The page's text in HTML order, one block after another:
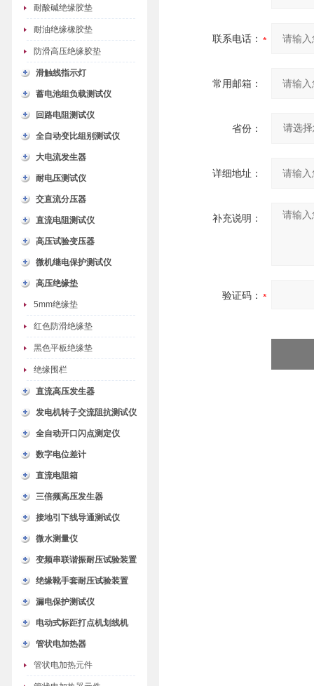
耐酸碱绝缘胶垫
耐油绝缘橡胶垫
防滑高压绝缘胶垫
滑触线指示灯
蓄电池组负载测试仪
回路电阻测试仪
全自动变比组别测试仪
大电流发生器
耐电压测试仪
交直流分压器
直流电阻测试仪
高压试验变压器
微机继电保护测试仪
高压绝缘垫
5mm绝缘垫
红色防滑绝缘垫
黑色平板绝缘垫
绝缘围栏
直流高压发生器
发电机转子交流阻抗测试仪
全自动开口闪点测定仪
数字电位差计
直流电阻箱
三倍频高压发生器
接地引下线导通测试仪
微水测量仪
变频串联谐振耐压试验装置
绝缘靴手套耐压试验装置
漏电保护测试仪
电动式标距打点机划线机
管状电加热器
管状电加热元件
联系电话：
常用邮箱：
省份：
详细地址：
补充说明：
验证码：